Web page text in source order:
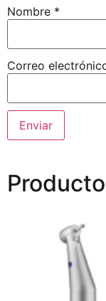
Nombre *
Correo